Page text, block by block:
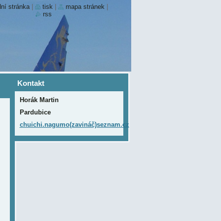
Kontakt
Horák Martin
Pardubice
chuichi.nagumo(zavináč)seznam.cz
stránka tisk mapa stránek
rss